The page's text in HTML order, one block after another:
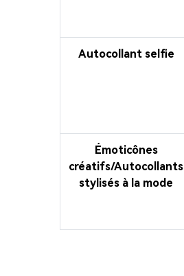
Autocollant selfie
Émoticônes
créatifs/Autocollants
stylisés à la mode